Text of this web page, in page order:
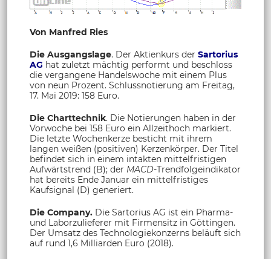
Von Manfred Ries
Die Ausgangslage. Der Aktienkurs der Sartorius
AG hat zuletzt mächtig performt und beschloss
die vergangene Handelswoche mit einem Plus
von neun Prozent. Schlussnotierung am Freitag,
17. Mai 2019: 158 Euro.
Die Charttechnik. Die Notierungen haben in der
Vorwoche bei 158 Euro ein Allzeithoch markiert.
Die letzte Wochenkerze besticht mit ihrem
langen weißen (positiven) Kerzenkörper. Der Titel
befindet sich in einem intakten mittelfristigen
Aufwärtstrend (B); der MACD-Trendfolgeindikator
hat bereits Ende Januar ein mittelfristiges
Kaufsignal (D) generiert.
Die Company. Die Sartorius AG ist ein Pharma-
und Laborzulieferer mit Firmensitz in Göttingen.
Der Umsatz des Technologiekonzerns beläuft sich
auf rund 1,6 Milliarden Euro (2018).